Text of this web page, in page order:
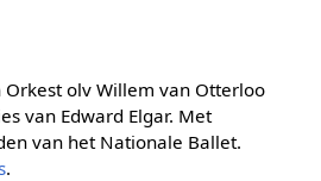
Orkest olv Willem van Otterloo
van Edward Elgar. Met
van het Nationale Ballet.
.